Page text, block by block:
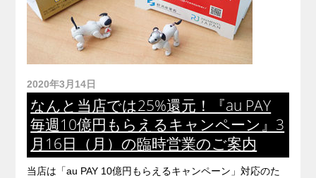
2020年3月14日
なんと当店では25%還元！『au PAY
毎週10億円もらえるキャンペーン』3
月16日（月）の臨時営業のご案内
当店は「au PAY 10億円もらえるキャンペーン」対応のた